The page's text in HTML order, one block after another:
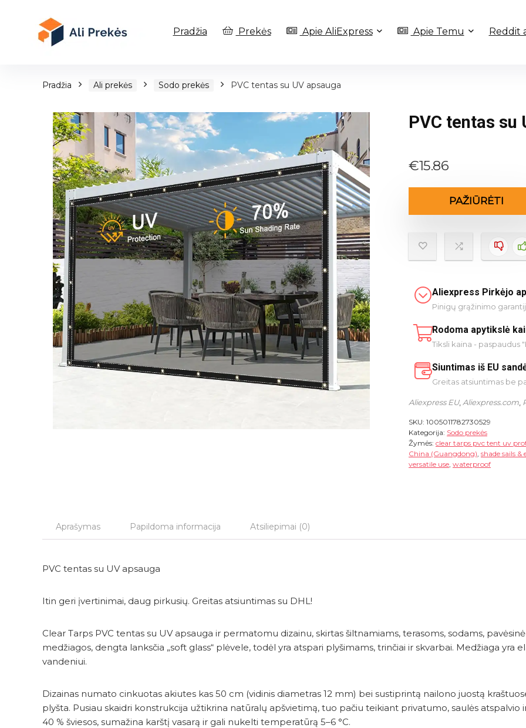
Pradžia Prekės Apie AliExpress Apie Temu Reddit
Pradžia Ali prekės Sodo prekės PVC tentas su UV apsauga
PVC tentas su
€15.86
PAŽIŪRĖTI
Aliexpress Pirkėjo
Pinigų grąžinimo
Rodoma apytikslė
Tiksli kaina - paspaudus
Siuntimas iš EU
Greitas atsiuntimas be
Aliexpress EU, Aliexpress.com
SKU: 1005011782730529
Kategorija: Sodo prekės
Žymės: clear tarps pvc tent uv
China (Guangdong), shade sails &
versatile use, waterproof
Aprašymas Papildoma informacija Atsiliepimai (0)
PVC tentas su UV apsauga
Itin geri įvertinimai, daug pirkusių. Greitas atsiuntimas su DHL!
Clear Tarps PVC tentas su UV apsauga ir permatomu dizainu, skirtas šiltnamiams, terasoms, sodams,
medžiagos, dengta lanksčia „soft glass“ plėvele, todėl yra atspari plyšimams, trinčiai ir skvarbai. Medžiaga yra
vandeniui.
Dizainas numato cinkuotas akiutes kas 50 cm (vidinis diametras 12 mm) bei sustiprintą nailono juostą
plyšta. Pusiau skaidri konstrukcija užtikrina natūralų apšvietimą, tuo pačiu teikiant privatumo, saulės
40 % šviesos, sumažina karštį vasarą ir gali nukelti temperatūrą 5–6 °C.